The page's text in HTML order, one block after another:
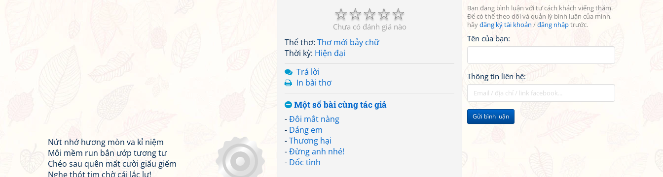
Bạn đang bình luận với tư cách khách viếng thăm.
Để có thể theo dõi và quản lý bình luận của mình,
hãyđăng ký tài khoản /đăng nhậptrước.
Tên của bạn:
Thông tin liên hệ:
Gửi bình luận
☆
☆
☆
☆
☆
Chưa có đánh giá nào
Thể thơ: Thơ mới bảy chữ
Thời kỳ: Hiện đại
Trả lời
In bài thơ
Một số bài cùng tác giả
-Đôi mắt nàng
- Dáng em
-Thương hại
-Đừng anh nhé!
- Dốc tình
Nứt nhớ hương mòn va kỉ niệm
Môi mềm run bắn ướp tương tư
Chéo sau quên mất cười giấu giếm
Nghe thót tim chờ cái lắc lư!